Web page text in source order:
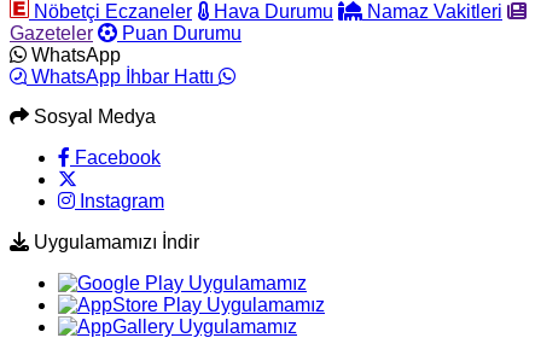
Nöbetçi Eczaneler
Hava Durumu
Namaz Vakitleri
Gazeteler
Puan Durumu
WhatsApp
WhatsApp İhbar Hattı
Sosyal Medya
Facebook
Instagram
Uygulamamızı İndir